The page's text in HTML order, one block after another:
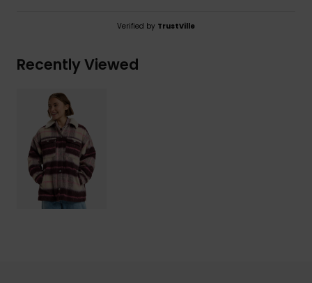
Verified by TrustVille
Recently Viewed